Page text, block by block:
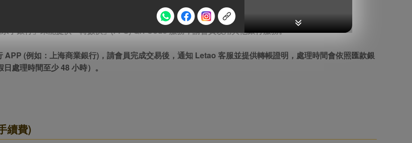
注意事項
補簽。
Letao Dollar」至會員帳戶中。
掃描可支援 Tap & Go「拍住賞」支付方式。
亨銀行」未能提供「轉數快」(FPS) QR Code 服務，請會員改用其他銀行服務。
APP (例如：上海商業銀行)，請會員完成交易後，通知 Letao 客服並提供轉帳證明，處理時間會依照匯款銀
處理時間至少 48 小時）。
續費)